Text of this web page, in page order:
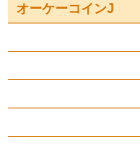
オーケーコインJ